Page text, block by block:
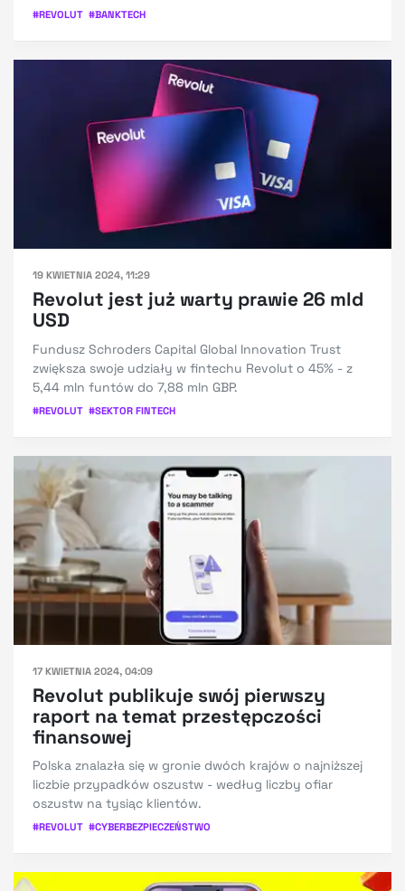
#REVOLUT #BANKTECH
19 KWIETNIA 2024, 11:29
Revolut jest już warty prawie 26 mld
USD
Fundusz Schroders Capital Global Innovation Trust
zwiększa swoje udziały w fintechu Revolut o 45% - z
5,44 mln funtów do 7,88 mln GBP.
#REVOLUT #SEKTOR FINTECH
17 KWIETNIA 2024, 04:09
Revolut publikuje swój pierwszy
raport na temat przestępczości
finansowej
Polska znalazła się w gronie dwóch krajów o najniższej
liczbie przypadków oszustw - według liczby ofiar
oszustw na tysiąc klientów.
#REVOLUT #CYBERBEZPIECZEŃSTWO